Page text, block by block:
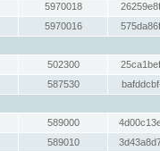
5970018
5970016
502300
587530
589000
589010